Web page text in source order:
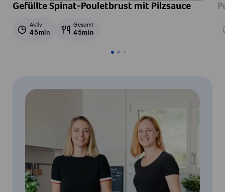
Gefüllte Spinat-Pouletbrust mit Pilzsauce
Aktiv
45min
Gesamt
45min